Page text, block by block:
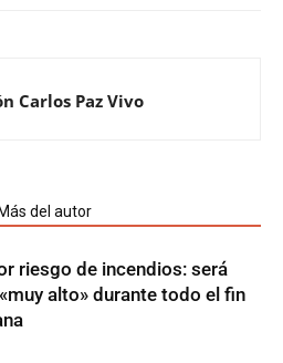
Carlos Paz Vivo
Más del autor
riesgo de incendios: será
alto» durante todo el fin